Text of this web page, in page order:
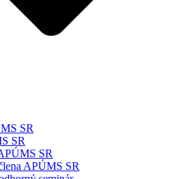
SR
SR
SR
APÚMS SR